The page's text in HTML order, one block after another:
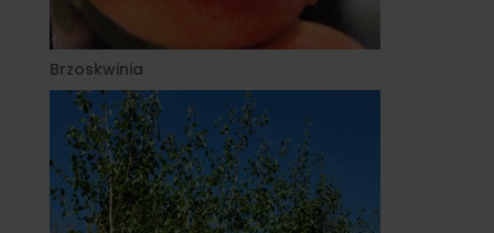
Brzoskwinia